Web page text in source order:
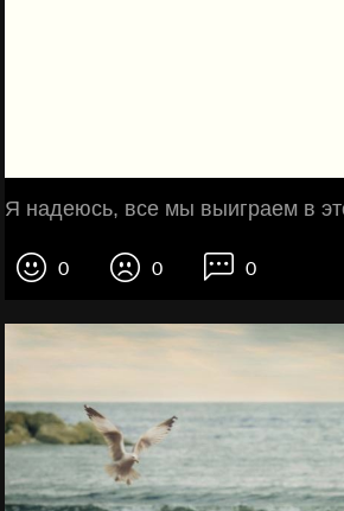
Я надеюсь, все мы выиграем в
0 0 0